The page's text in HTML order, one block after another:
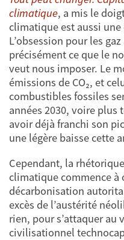
climatique, a mis le
climatique est aussi
L’obsession pour les
précisément ce que le
veut nous imposer. Le
émissions de CO₂, et
combustibles fossiles
années 2030, voire
avoir déjà franchi son
une légère baisse cette
Cependant, la
climatique commence à
décarbonisation
excès de l’austérité
rien, pour s’attaquer
civilisationnel